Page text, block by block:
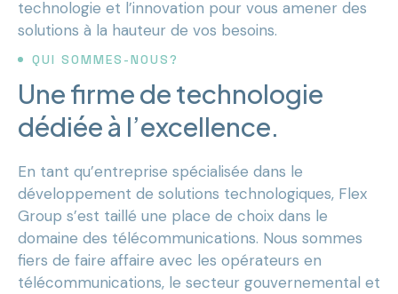
technologie et l’innovation pour vous amener des
solutions à la hauteur de vos besoins.
QUI SOMMES-NOUS?
Une firme de technologie
dédiée à l’excellence.
En tant qu’entreprise spécialisée dans le
développement de solutions technologiques, Flex
Group s’est taillé une place de choix dans le
domaine des télécommunications. Nous sommes
fiers de faire affaire avec les opérateurs en
télécommunications, le secteur gouvernemental et